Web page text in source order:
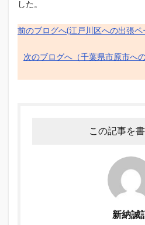
した。
前のブログへ(江戸川区への出張
次のブログへ（千葉県市原市へ
この記事を
新納誠